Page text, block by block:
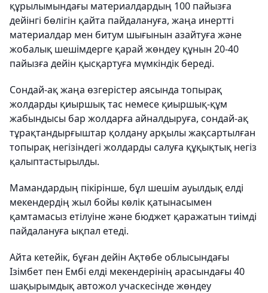
құрылымындағы материалдардың 100 пайызға
дейінгі бөлігін қайта пайдалануға, жаңа инертті
материалдар мен битум шығынын азайтуға және
жобалық шешімдерге қарай жөндеу құнын 20-40
пайызға дейін қысқартуға мүмкіндік береді.
Сондай-ақ жаңа өзгерістер аясында топырақ
жолдарды қиыршық тас немесе қиыршық-құм
жабындысы бар жолдарға айналдыруға, сондай-ақ
тұрақтандырғыштар қолдану арқылы жақсартылған
топырақ негізіндегі жолдарды салуға құқықтық негіз
қалыптастырылды.
Мамандардың пікірінше, бұл шешім ауылдық елді
мекендердің жыл бойы көлік қатынасымен
қамтамасыз етілуіне және бюджет қаражатын тиімді
пайдалануға ықпал етеді.
Айта кетейік, бұған дейін Ақтөбе облысындағы
Ізімбет пен Ембі елді мекендерінің арасындағы 40
шақырымдық автожол учаскесінде жөндеу